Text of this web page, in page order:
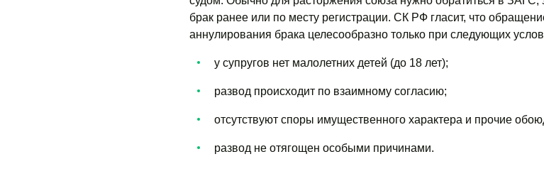
брак ранее или по месту регистрации. СК РФ гласит, что
аннулирования брака целесообразно только при следующих
у супругов нет малолетних детей (до 18 лет);
развод происходит по взаимному согласию;
отсутствуют споры имущественного характера и прочие
развод не отягощен особыми причинами.